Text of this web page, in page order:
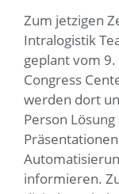
Zum jetzigen
Intralogistik
geplant vom
Congress
werden dort
Person
informieren.